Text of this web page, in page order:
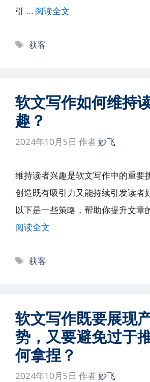
引 … 阅读全文
标
获客
软文写作如何维持
趣？
2024年10月5日 作者妙飞
维持读者兴趣是软文写作中的重要
创造既有吸引力又能持续引发读者
以下是一些策略，帮助你提升文章
阅读全文
标
获客
软文写作既要展现
势，又要避免过于
何拿捏？
2024年10月5日 作者妙飞